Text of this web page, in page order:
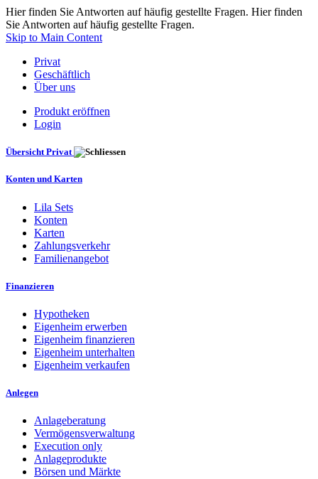
Hier finden Sie Antworten auf häufig gestellte Fragen. Hier finden
Sie Antworten auf häufig gestellte Fragen.
Skip to Main Content
Privat
Geschäftlich
Über uns
Produkt eröffnen
Login
Übersicht Privat
Konten und Karten
Lila Sets
Konten
Karten
Zahlungsverkehr
Familienangebot
Finanzieren
Hypotheken
Eigenheim erwerben
Eigenheim finanzieren
Eigenheim unterhalten
Eigenheim verkaufen
Anlegen
Anlageberatung
Vermögensverwaltung
Execution only
Anlageprodukte
Börsen und Märkte